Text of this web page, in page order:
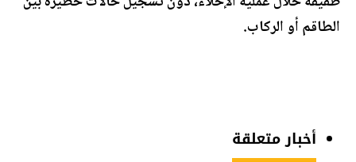
الطاقم أو الركاب.
أخبار متعلقة